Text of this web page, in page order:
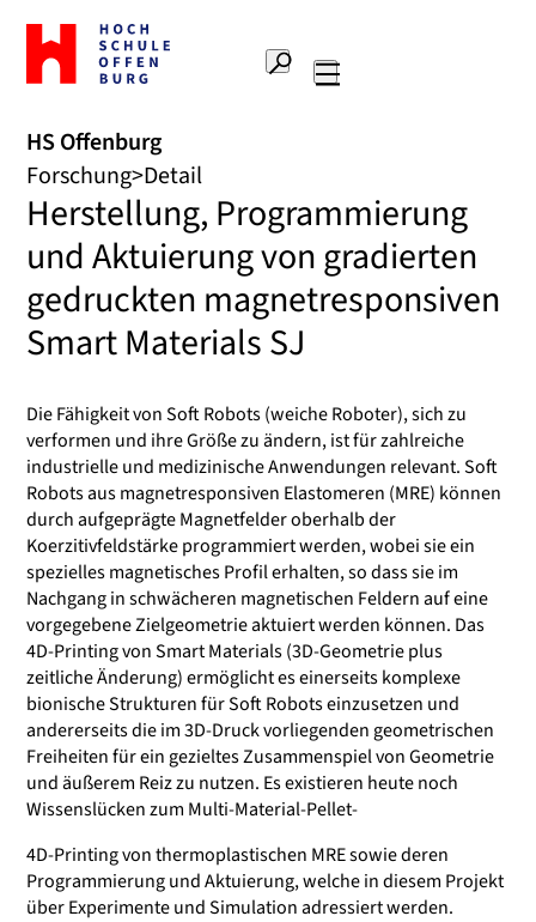
Zur
Startseite
Hochschule
Suche
HS Offenburg
Forschung Detail
Herstellung, Programmierung
und Aktuierung von gradierten
gedruckten magnetresponsiven
Smart Materials SJ
Die Fähigkeit von Soft Robots (weiche Roboter), sich zu
verformen und ihre Größe zu ändern, ist für zahlreiche
industrielle und medizinische Anwendungen relevant. Soft
Robots aus magnetresponsiven Elastomeren (MRE) können
durch aufgeprägte Magnetfelder oberhalb der
Koerzitivfeldstärke programmiert werden, wobei sie ein
spezielles magnetisches Profil erhalten, so dass sie im
Nachgang in schwächeren magnetischen Feldern auf eine
vorgegebene Zielgeometrie aktuiert werden können. Das
4D-Printing von Smart Materials (3D-Geometrie plus
zeitliche Änderung) ermöglicht es einerseits komplexe
bionische Strukturen für Soft Robots einzusetzen und
andererseits die im 3D-Druck vorliegenden geometrischen
Freiheiten für ein gezieltes Zusammenspiel von Geometrie
und äußerem Reiz zu nutzen. Es existieren heute noch
Wissenslücken zum Multi-Material-Pellet-
4D-Printing von thermoplastischen MRE sowie deren
Programmierung und Aktuierung, welche in diesem Projekt
über Experimente und Simulation adressiert werden.